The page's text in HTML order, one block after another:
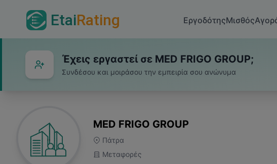
EtaiRating ΕργοδότηςΜισθός
Έχεις εργαστεί σε MED FRIGO GROUP;
Συνδέσου και μοιράσου την εμπειρία σου ανώνυμα
MED FRIGO GROUP
Πάτρα
Μεταφορές